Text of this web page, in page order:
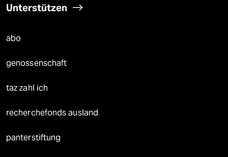
Unterstützen
abo
genossenschaft
taz zahl ich
recherchefonds ausland
panterstiftung